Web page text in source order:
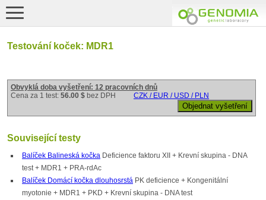
Testování koček: MDR1
Obvyklá doba vyšetření: 12 pracovních dnů
Cena za 1 test: 56.00 $ bez DPH CZK / EUR / USD / PLN
Související testy
Balíček Balineská kočka Deficience faktoru XII + Krevní skupina - DNA
test + MDR1 + PRA-rdAc
Balíček Domácí kočka dlouhosrstá PK deficience + Kongenitální
myotonie + MDR1 + PKD + Krevní skupina - DNA test